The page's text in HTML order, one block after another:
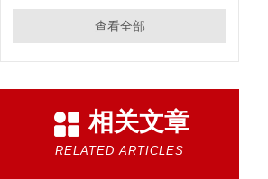
查看全部
相关文章
RELATED ARTICLES